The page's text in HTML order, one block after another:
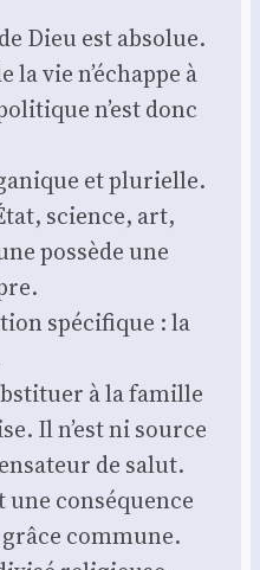
Dieu est abso­lue.
la vie n’échappe à
n’est donc
et plu­rielle.
science, art,
pos­sède une
spé­ci­fique : la
à la famille
Il n’est ni source
de salut.
consé­quence
com­mune.